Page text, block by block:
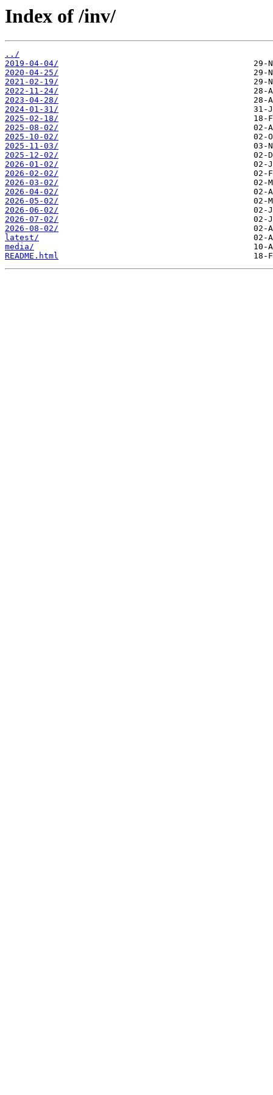
Index of /inv/
../
2019-04-04/
2020-04-25/
2021-02-19/
2022-11-24/
2023-04-28/
2024-01-31/
2025-02-18/
2025-08-02/
2025-10-02/
2025-11-03/
2025-12-02/
2026-01-02/
2026-02-02/
2026-03-02/
2026-04-02/
2026-05-02/
2026-06-02/
2026-07-02/
2026-08-02/
latest/
media/
README.html